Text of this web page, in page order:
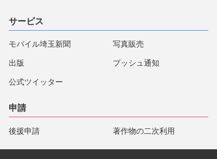
サービス
モバイル埼玉新聞 写真販売
出版 プッシュ通知
公式ツイッター
申請
後援申請 著作物の二次利用